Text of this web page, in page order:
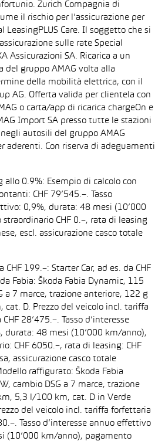
Zurich Compagnia di
il rischio per l’assicurazione per
LeasingPLUS Care. Il soggetto che si
sulle rate Special
Assicurazioni SA. Ricarica a un
del gruppo AMAG volta alla
della mobilità elettrica, con il
AG. Offerta valida per clientela con
o carta/app di ricarica chargeOn e
Import SA presso tutte le stazioni
autosili del gruppo AMAG
aderenti. Con riserva di adeguamenti
allo 0.9%: Esempio di calcolo con
CHF 79’545.–. Tasso
0,9%, durata: 48 mesi (10’000
CHF 0.–, rata di leasing
escl. assicurazione casco totale
199.–: Starter Car, ad es. da CHF
Fabia: Škoda Fabia Dynamic, 115
a 7 marce, trazione anteriore, 122 g
D. Prezzo del veicolo incl. tariffa
28’475.–. Tasso d’interesse
durata: 48 mesi (10’000 km/anno),
CHF 6050.–, rata di leasing: CHF
assicurazione casco totale
raffigurato: Škoda Fabia
cambio DSG a 7 marce, trazione
5,3 l/100 km, cat. D in Verde
del veicolo incl. tariffa forfettaria
Tasso d’interesse annuo effettivo
(10’000 km/anno), pagamento